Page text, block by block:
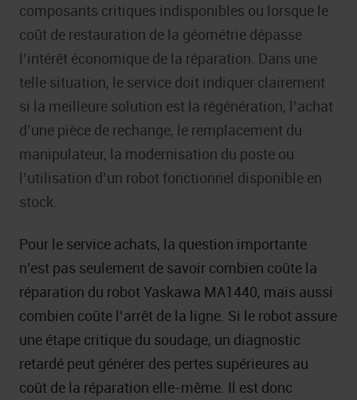
composants critiques indisponibles ou lorsque le
coût de restauration de la géométrie dépasse
l’intérêt économique de la réparation. Dans une
telle situation, le service doit indiquer clairement
si la meilleure solution est la régénération, l’achat
d’une pièce de rechange, le remplacement du
manipulateur, la modernisation du poste ou
l’utilisation d’un robot fonctionnel disponible en
stock.
Pour le service achats, la question importante
n’est pas seulement de savoir combien coûte la
réparation du robot Yaskawa MA1440, mais aussi
combien coûte l’arrêt de la ligne. Si le robot assure
une étape critique du soudage, un diagnostic
retardé peut générer des pertes supérieures au
coût de la réparation elle-même. Il est donc